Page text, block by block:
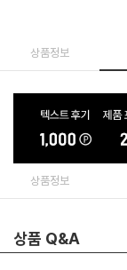
상품정보
상품정보
상품 Q&A